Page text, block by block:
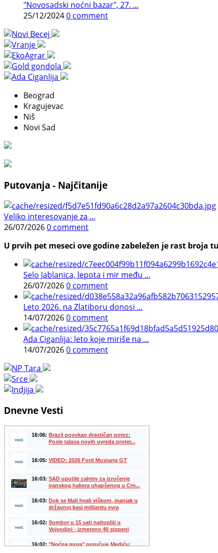
"Novosadski noćni bazar", 27. ...
25/12/20240 comment
Beograd
Kragujevac
Niš
Novi Sad
Putovanja - Najčitanije
Veliko interesovanje za ...
26/07/20260 comment
U prvih pet meseci ove godine zabeležen je rast
Selo Jablanica, lepota i mir među ...
26/07/20260 comment
Leto 2026. na Zlatiboru donosi ...
14/07/20260 comment
Ada Ciganlija: leto koje miriše na ...
14/07/20260 comment
Dnevne Vesti